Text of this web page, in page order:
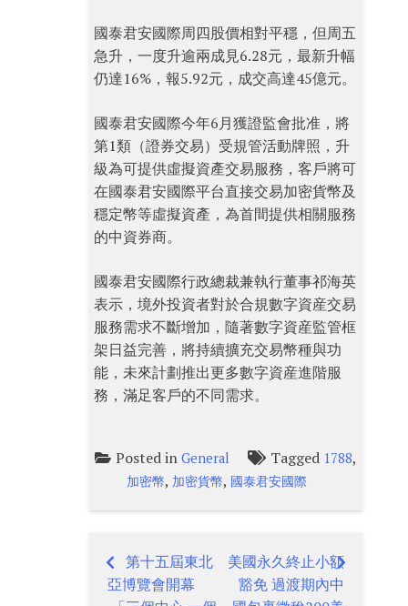
國泰君安國際周四股價相對平穩，但周五
急升，一度升逾兩成見6.28元，最新升幅
仍達16%，報5.92元，成交高達45億元。
國泰君安國際今年6月獲證監會批准，將
第1類（證券交易）受規管活動牌照，升
級為可提供虛擬資產交易服務，客戶將可
在國泰君安國際平台直接交易加密貨幣及
穩定幣等虛擬資產，為首間提供相關服務
的中資券商。
國泰君安國際行政總裁兼執行董事祁海英
表示，境外投資者對於合規數字資産交易
服務需求不斷增加，隨著數字資産監管框
架日益完善，將持續擴充交易幣種與功
能，未來計劃推出更多數字資産進階服
務，滿足客戶的不同需求。
Posted inGeneral Tagged 1788,
加密幣,加密貨幣, 國泰君安國際
Post
第十五屆東北
亞博覽會開幕
美國永久終止小額
豁免 過渡期內中